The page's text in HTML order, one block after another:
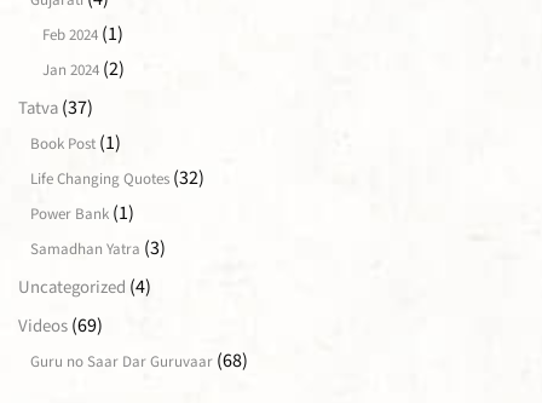
Feb 2024 (1)
Jan 2024 (2)
Tatva (37)
Book Post (1)
Life Changing Quotes (32)
Power Bank (1)
Samadhan Yatra (3)
Uncategorized (4)
Videos (69)
Guru no Saar Dar Guruvaar (68)